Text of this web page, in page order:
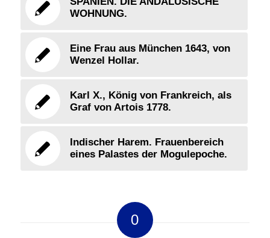
WOHNUNG.
Eine Frau aus München 1643, von
Wenzel Hollar.
Karl X., König von Frankreich, als
Graf von Artois 1778.
Indischer Harem. Frauenbereich
eines Palastes der Mogulepoche.
0